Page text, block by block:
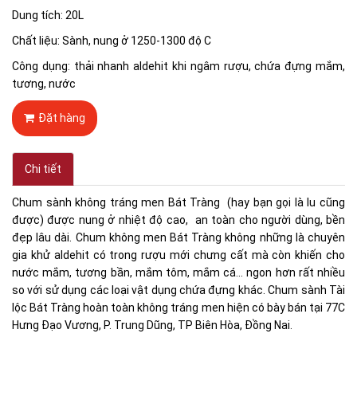
Dung tích: 20L
Chất liệu: Sành, nung ở 1250-1300 độ C
Công dụng: thải nhanh aldehit khi ngâm rượu, chứa đựng mắm,
tương, nước
Đặt hàng
Chi tiết
Chum sành không tráng men Bát Tràng (hay bạn gọi là lu cũng
được) được nung ở nhiệt độ cao, an toàn cho người dùng, bền
đẹp lâu dài. Chum không men Bát Tràng không những là chuyên
gia khử aldehit có trong rượu mới chưng cất mà còn khiến cho
nước mắm, tương bần, mắm tôm, mắm cá... ngon hơn rất nhiều
so với sử dụng các loại vật dụng chứa đựng khác. Chum sành Tài
lộc Bát Tràng hoàn toàn không tráng men hiện có bày bán tại 77C
Hưng Đạo Vương, P. Trung Dũng, TP Biên Hòa, Đồng Nai.